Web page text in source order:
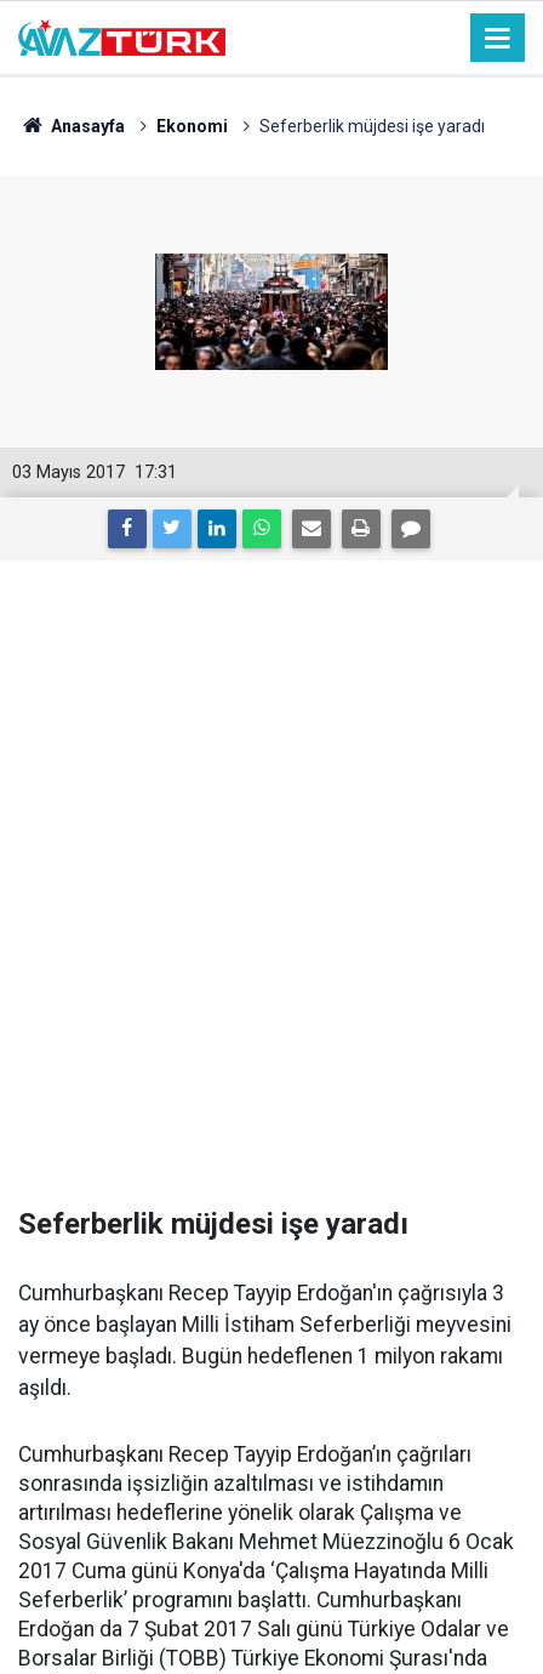
Anasayfa Ekonomi Seferberlik müjdesi işe yaradı
17:31
03 Mayıs 2017
Seferberlik müjdesi işe yaradı
Cumhurbaşkanı Recep Tayyip Erdoğan'ın çağrısıyla 3
ay önce başlayan Milli İstiham Seferberliği meyvesini
vermeye başladı. Bugün hedeflenen 1 milyon rakamı
aşıldı.
Cumhurbaşkanı Recep Tayyip Erdoğan’ın çağrıları
sonrasında işsizliğin azaltılması ve istihdamın
artırılması hedeflerine yönelik olarak Çalışma ve
Sosyal Güvenlik Bakanı Mehmet Müezzinoğlu 6 Ocak
2017 Cuma günü Konya'da ‘Çalışma Hayatında Milli
Seferberlik’ programını başlattı. Cumhurbaşkanı
Erdoğan da 7 Şubat 2017 Salı günü Türkiye Odalar ve
Borsalar Birliği (TOBB) Türkiye Ekonomi Şurası'nda